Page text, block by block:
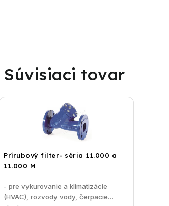
Súvisiaci tovar
Prírubový filter- séria 11.000 a
11.000 M
- pre vykurovanie a klimatizácie
(HVAC), rozvody vody, čerpacie